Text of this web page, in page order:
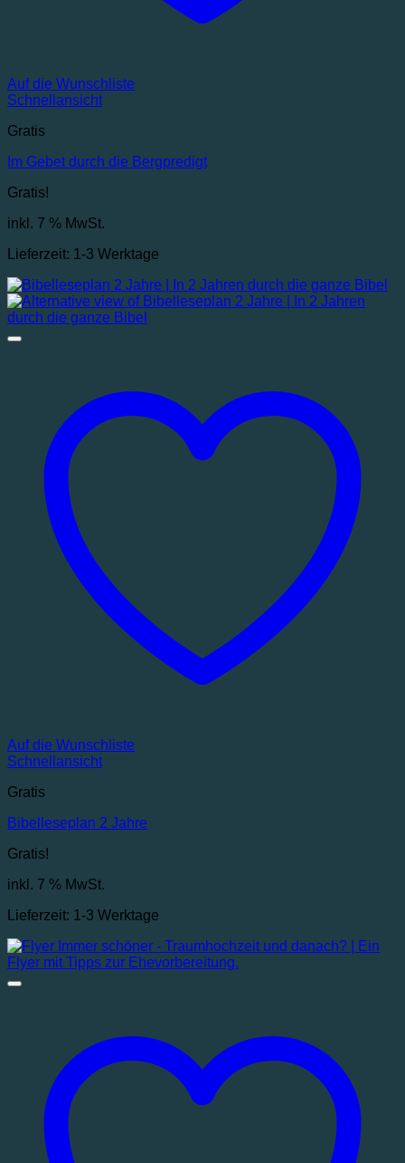
Auf die Wunschliste
Schnellansicht
Gratis
Im Gebet durch die Bergpredigt
Gratis!
inkl. 7 % MwSt.
Lieferzeit: 1-3 Werktage
Auf die Wunschliste
Schnellansicht
Gratis
Bibelleseplan 2 Jahre
Gratis!
inkl. 7 % MwSt.
Lieferzeit: 1-3 Werktage